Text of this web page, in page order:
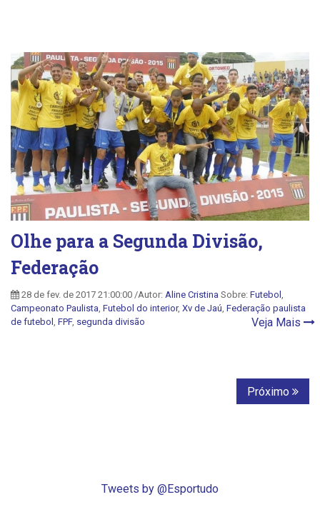
Olhe para a Segunda Divisão,
Federação
28 de fev. de 2017 21:00:00 /Autor: Aline Cristina Sobre: Futebol
Campeonato Paulista Futebol do interior, Xv de Jaú Federação paulista
de futebol FPF, segunda divisão Veja Mais
Próximo
Tweets by @Esportudo